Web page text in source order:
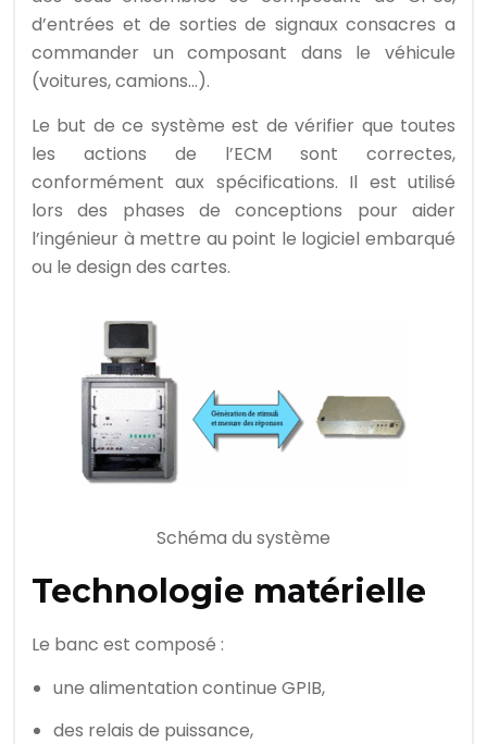
d’entrées et de sorties de signaux consacres a
commander un composant dans le véhicule
(voitures, camions…).
Le but de ce système est de vérifier que toutes
les actions de l’ECM sont correctes,
conformément aux spécifications. Il est utilisé
lors des phases de conceptions pour aider
l’ingénieur à mettre au point le logiciel embarqué
ou le design des cartes.
Schéma du système
Technologie matérielle
Le banc est composé :
une alimentation continue GPIB,
des relais de puissance,